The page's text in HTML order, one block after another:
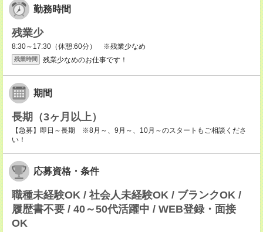
勤務時間
残業少
8:30～17:30（休憩:60分） ※残業少なめ
残業時間 残業少なめのお仕事です！
期間
長期（3ヶ月以上）
【急募】即日～長期 ※8月～、9月～、10月～のスタートもご相談くださ
い！
応募資格・条件
職種未経験OK / 社会人未経験OK / ブランクOK /
履歴書不要 / 40～50代活躍中 / WEB登録・面接
OK